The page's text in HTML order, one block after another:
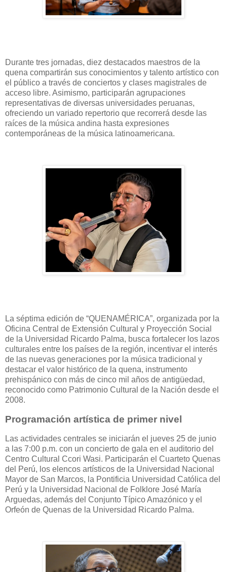
Durante tres jornadas, diez destacados maestros de la
quena compartirán sus conocimientos y talento artístico con
el público a través de conciertos y clases magistrales de
acceso libre. Asimismo, participarán agrupaciones
representativas de diversas universidades peruanas,
ofreciendo un variado repertorio que recorrerá desde las
raíces de la música andina hasta expresiones
contemporáneas de la música latinoamericana.
La séptima edición de “QUENAMÉRICA”, organizada por la
Oficina Central de Extensión Cultural y Proyección Social
de la Universidad Ricardo Palma, busca fortalecer los lazos
culturales entre los países de la región, incentivar el interés
de las nuevas generaciones por la música tradicional y
destacar el valor histórico de la quena, instrumento
prehispánico con más de cinco mil años de antigüedad,
reconocido como Patrimonio Cultural de la Nación desde el
2008.
Programación artística de primer nivel
Las actividades centrales se iniciarán el jueves 25 de junio
a las 7:00 p.m. con un concierto de gala en el auditorio del
Centro Cultural Ccori Wasi. Participarán el Cuarteto Quenas
del Perú, los elencos artísticos de la Universidad Nacional
Mayor de San Marcos, la Pontificia Universidad Católica del
Perú y la Universidad Nacional de Folklore José María
Arguedas, además del Conjunto Típico Amazónico y el
Orfeón de Quenas de la Universidad Ricardo Palma.